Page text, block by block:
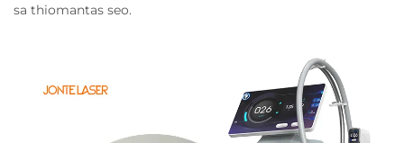
sa thiomantas seo.